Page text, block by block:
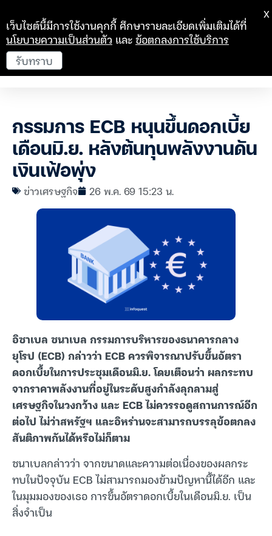
กรรมการ ECB หนุนขึ้นดอกเบี้ย
เดือนมิ.ย. หลังต้นทุนพลังงานดัน
เงินเฟ้อพุ่ง
ข่าวเศรษฐกิจ 26 พ.ค. 69 15:23 น.
อิซาเบล ชนาเบล กรรมการบริหารของธนาคารกลาง
ยุโรป (ECB) กล่าวว่า ECB ควรพิจารณาปรับขึ้นอัตรา
ดอกเบี้ยในการประชุมเดือนมิ.ย. โดยเตือนว่า ผลกระทบ
จากราคาพลังงานที่อยู่ในระดับสูงกำลังลุกลามสู่
เศรษฐกิจในวงกว้าง และ ECB ไม่ควรรอดูสถานการณ์อีก
ต่อไป ไม่ว่าสหรัฐฯ และอิหร่านจะสามารถบรรลุข้อตกลง
สันติภาพกันได้หรือไม่ก็ตาม
ชนาเบลกล่าวว่า จากขนาดและความต่อเนื่องของผลกระ
ทบในปัจจุบัน ECB ไม่สามารถมองข้ามปัญหานี้ได้อีก และ
ในมุมมองของเธอ การขึ้นอัตราดอกเบี้ยในเดือนมิ.ย. เป็น
สิ่งจำเป็น
เว็บไซต์นี้มีการใช้งานคุกกี้ ศึกษารายละเอียดเพิ่มเติมได้ที่
นโยบายความเป็นส่วนตัว และข้อตกลงการใช้บริการ
รับทราบ
X